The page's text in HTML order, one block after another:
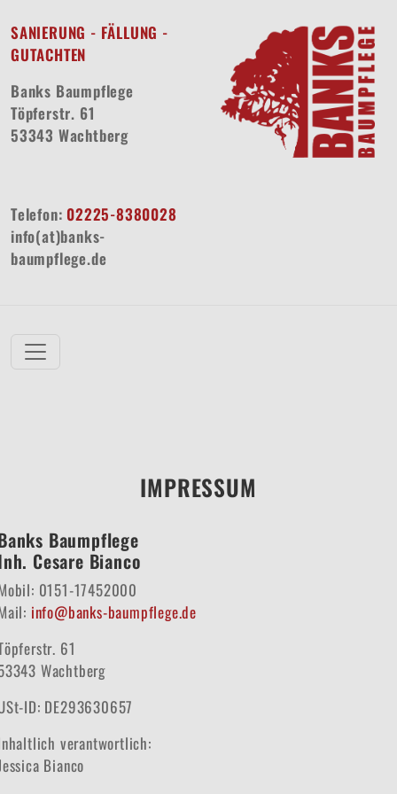
SANIERUNG - FÄLLUNG -
GUTACHTEN
Banks Baumpflege
Töpferstr. 61
53343 Wachtberg
Telefon: 02225-8380028
info(at)banks-
baumpflege.de
IMPRESSUM
Baumpflege
Cesare Bianco
0151-17452000
info@banks-baumpflege.de
61
Wachtberg
ID: DE293630657
verantwortlich:
Bianco